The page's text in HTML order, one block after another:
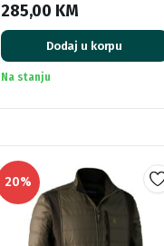
285,00 KM
Dodaj u korpu
Na stanju
20%